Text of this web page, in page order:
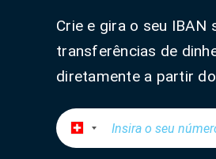
Crie e gira o seu IBAN
transferências de
diretamente a partir